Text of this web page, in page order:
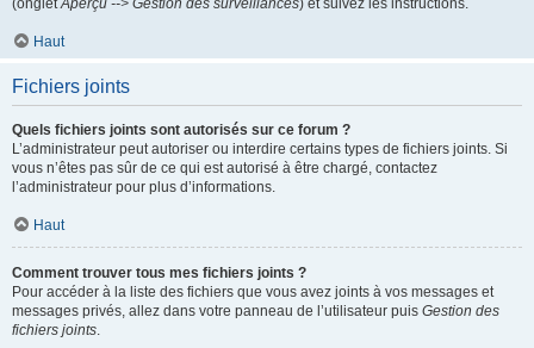
(ongletAperçu --> Gestion des surveillances) et suivez les instructions.
Haut
Fichiers joints
Quels fichiers joints sont autorisés sur ce forum ?
L’administrateur peut autoriser ou interdire certains types de fichiers joints. Si
vous n’êtes pas sûr de ce qui est autorisé à être chargé, contactez
l’administrateur pour plus d’informations.
Haut
Comment trouver tous mes fichiers joints ?
Pour accéder à la liste des fichiers que vous avez joints à vos messages et
messages privés, allez dans votre panneau de l’utilisateur puis Gestion des
fichiers joints.